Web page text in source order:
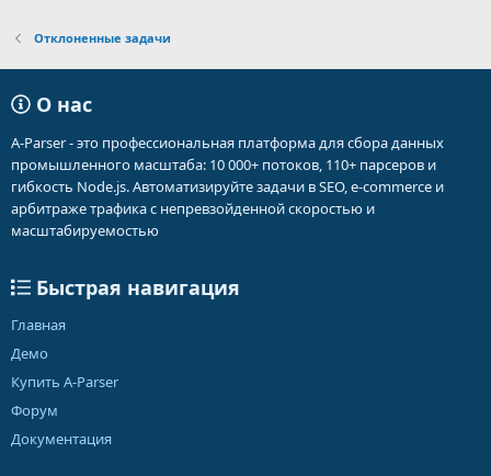
Отклоненные задачи
О нас
A-Parser - это профессиональная платформа для сбора данных
промышленного масштаба: 10 000+ потоков, 110+ парсеров и
гибкость Node.js. Автоматизируйте задачи в SEO, e-commerce и
арбитраже трафика с непревзойденной скоростью и
масштабируемостью
Быстрая навигация
Главная
Демо
Купить A-Parser
Форум
Документация